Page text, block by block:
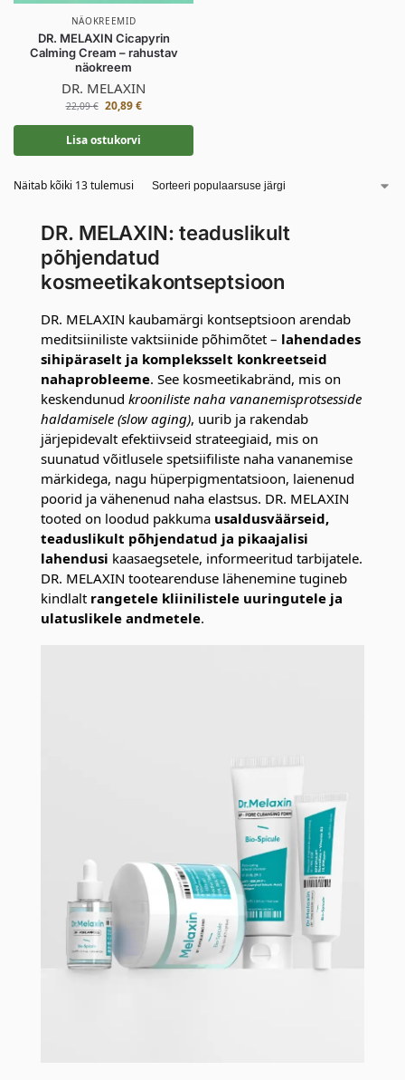
NÄOKREEMID
DR. MELAXIN Cicapyrin
Calming Cream – rahustav
näokreem
DR. MELAXIN
22,09€ 20,89€
Lisa ostukorvi
Näitab kõiki 13 tulemusi
DR. MELAXIN: teaduslikult
põhjendatud
kosmeetikakontseptsioon
DR. MELAXIN kaubamärgi kontseptsioon arendab
meditsiiniliste vaktsiinide põhimõtet – lahendades
sihipäraselt ja kompleksselt konkreetseid
nahaprobleeme. See kosmeetikabränd, mis on
keskendunud krooniliste naha vananemisprotsesside
haldamisele (slow aging), uurib ja rakendab
järjepidevalt efektiivseid strateegiaid, mis on
suunatud võitlusele spetsiifiliste naha vananemise
märkidega, nagu hüperpigmentatsioon, laienenud
poorid ja vähenenud naha elastsus. DR. MELAXIN
tooted on loodud pakkuma usaldusväärseid,
teaduslikult põhjendatud ja pikaajalisi
lahendusi kaasaegsetele, informeeritud tarbijatele.
DR. MELAXIN tootearenduse lähenemine tugineb
kindlalt rangetele kliinilistele uuringutele ja
ulatuslikele andmetele.